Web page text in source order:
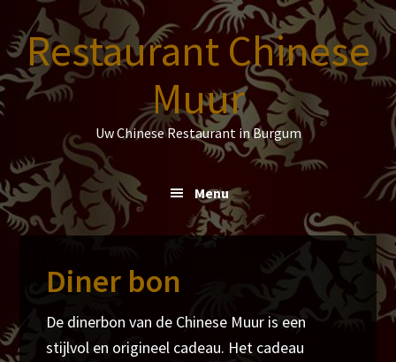
Spring
naar
de
hoofdnavigatie
naar
de
hoofd
inhoud
Spring
naar
de
eerste
sidebar
Spring
naar
de
voettekst
Restaurant Chinese
Muur
Uw Chinese Restaurant in Burgum
Menu
Diner bon
De dinerbon van de Chinese Muur is een
stijlvol en origineel cadeau. Het cadeau